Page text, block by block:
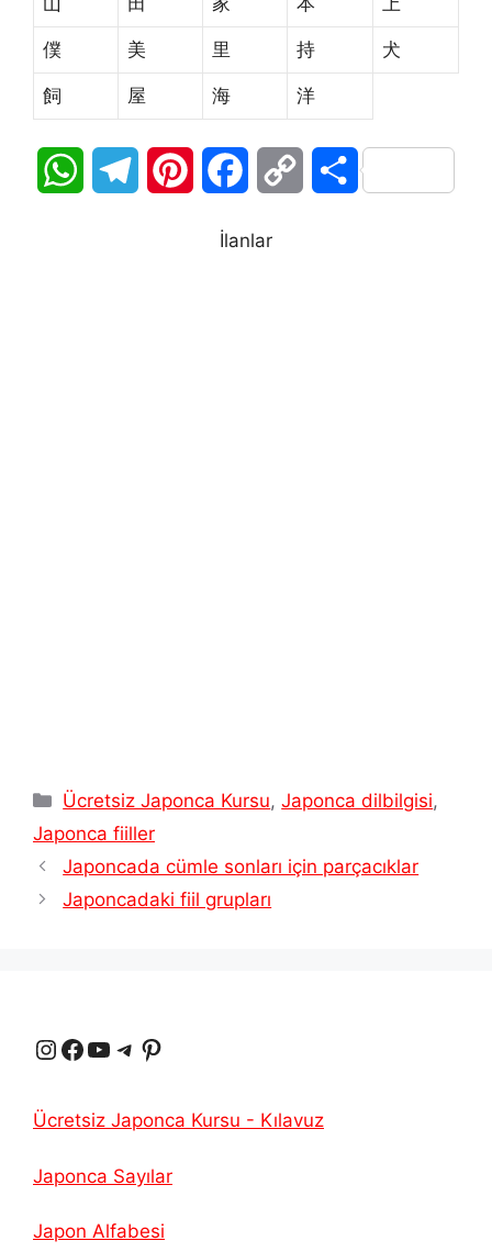
僕 美 里 持 犬
飼 屋 海 洋
W S
İlanlar
Kategoriler
Ücretsiz Japonca Kursu,Japonca dilbilgisi,
Japonca fiiller
Japoncada cümle sonları için parçacıklar
Japoncadaki fiil grupları
Instagram Facebook YouTube Telgraf Pinterest
Ücretsiz Japonca Kursu - Kılavuz
Japonca Sayılar
Japon Alfabesi